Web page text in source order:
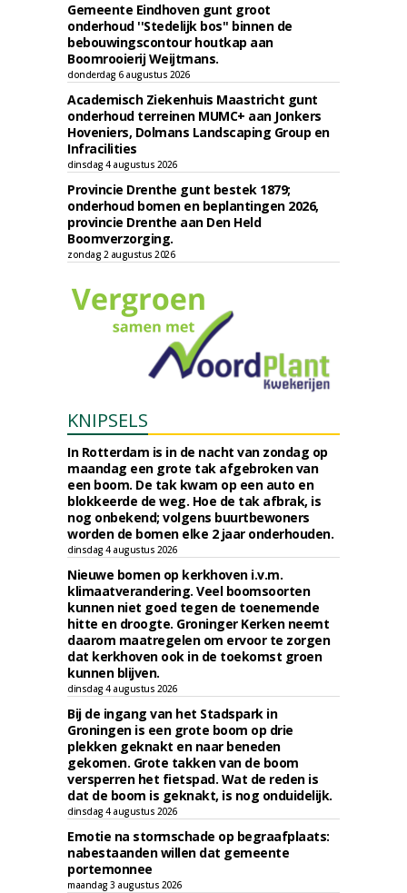
Gemeente Eindhoven gunt groot
onderhoud ''Stedelijk bos'' binnen de
bebouwingscontour houtkap aan
Boomrooierij Weijtmans.
donderdag 6 augustus 2026
Academisch Ziekenhuis Maastricht gunt
onderhoud terreinen MUMC+ aan Jonkers
Hoveniers, Dolmans Landscaping Group en
Infracilities
dinsdag 4 augustus 2026
Provincie Drenthe gunt bestek 1879;
onderhoud bomen en beplantingen 2026,
provincie Drenthe aan Den Held
Boomverzorging.
zondag 2 augustus 2026
KNIPSELS
In Rotterdam is in de nacht van zondag op
maandag een grote tak afgebroken van
een boom. De tak kwam op een auto en
blokkeerde de weg. Hoe de tak afbrak, is
nog onbekend; volgens buurtbewoners
worden de bomen elke 2 jaar onderhouden.
dinsdag 4 augustus 2026
Nieuwe bomen op kerkhoven i.v.m.
klimaatverandering. Veel boomsoorten
kunnen niet goed tegen de toenemende
hitte en droogte. Groninger Kerken neemt
daarom maatregelen om ervoor te zorgen
dat kerkhoven ook in de toekomst groen
kunnen blijven.
dinsdag 4 augustus 2026
Bij de ingang van het Stadspark in
Groningen is een grote boom op drie
plekken geknakt en naar beneden
gekomen. Grote takken van de boom
versperren het fietspad. Wat de reden is
dat de boom is geknakt, is nog onduidelijk.
dinsdag 4 augustus 2026
Emotie na stormschade op begraafplaats:
nabestaanden willen dat gemeente
portemonnee
maandag 3 augustus 2026